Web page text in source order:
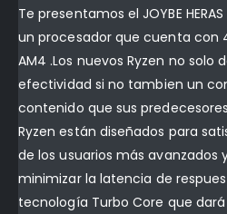
Te presentamos el JOYBE
un procesador que cuenta con
AM4 .Los nuevos Ryzen no
efectividad si no tambien un
contenido que sus
Ryzen están diseñados para
de los usuarios más avanzados
minimizar la latencia de
tecnología Turbo Core que